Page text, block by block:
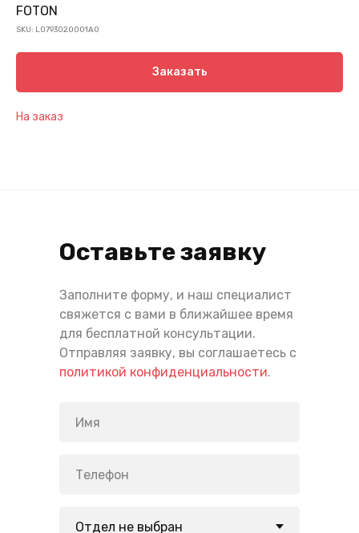
FOTON
SKU: L0793020001A0
Заказать
На заказ
Оставьте заявку
Заполните форму, и наш специалист
свяжется с вами в ближайшее время
для бесплатной консультации.
Отправляя заявку, вы соглашаетесь с
политикой конфиденциальности.